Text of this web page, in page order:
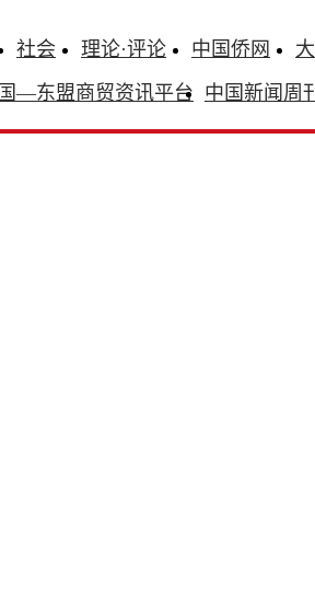
社会 理论·评论 中国侨网
—东盟商贸资讯平台 中国新闻周